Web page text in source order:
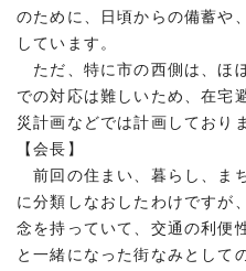
のために、日頃からの備蓄や
しています。
ただ、特に市の西側は、ほ
での対応は難しいため、在宅
災計画などでは計画しており
【会長】
前回の住まい、暮らし、ま
に分類しなおしたわけですが
念を持っていて、交通の利便
と一緒になった街なみとして